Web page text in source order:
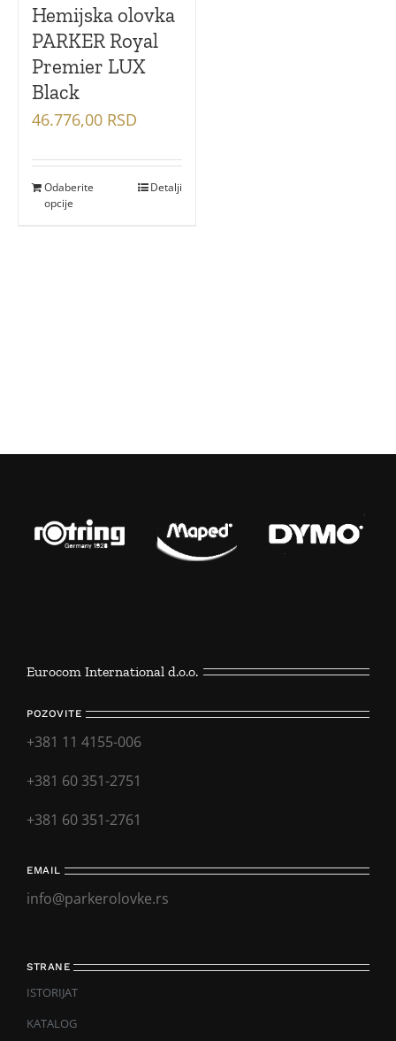
Hemijska olovka
PARKER Royal
Premier LUX
Black
46.776,00 RSD
Odaberite
opcije
Detalji
Eurocom International d.o.o.
POZOVITE
+381 11 4155-006
+381 60 351-2751
+381 60 351-2761
EMAIL
info@parkerolovke.rs
STRANE
ISTORIJAT
KATALOG